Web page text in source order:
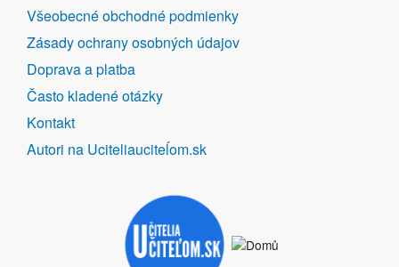
DALŠÍ
ODKAZY
Všeobecné obchodné podmienky
Zásady ochrany osobných údajov
Doprava a platba
Často kladené otázky
Kontakt
Autori na Uciteliauciteĺom.sk